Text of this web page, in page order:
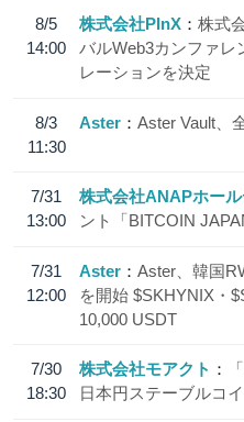
8/5
14:00
株式会社PlnX
株式
バルWeb3カンファレ
レーションを決定
8/3
11:30
Aster Aster Vault、
7/31
13:00
株式会社ANAPホー
ント「BITCOIN
7/31
12:00
Aster
Aster、韓国
を開始 $SKHYNIX・
10,000 USDT
7/30
18:30
株式会社モアクト
日本円ステーブルコ